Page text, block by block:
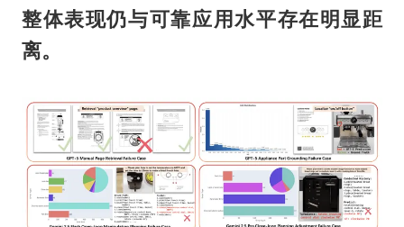
整体表现仍与可靠应用水平存在明显距
离。